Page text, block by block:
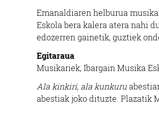
Emanaldiaren helburua
Eskola bera kalera atera nahi
edozerren gainetik, guztiek
Egitaraua
Musikariek, Ibargain Musika
Ala kinkiri, ala kunkuru
abestiak joko dituzte. Plazatik